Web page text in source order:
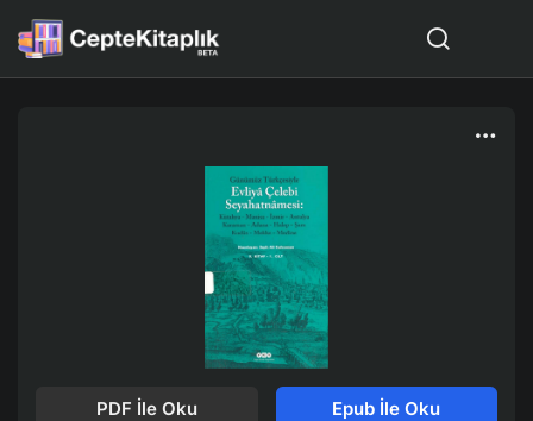
PDF İle Oku Epub İle Oku